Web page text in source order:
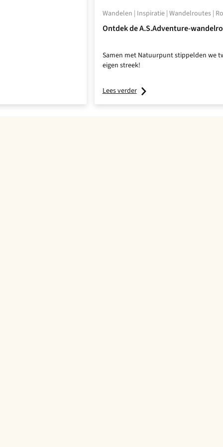
Wandelen | Inspiratie | Wandelroutes |
Ontdek de A.S.Adventure-
Samen met Natuurpunt stippelden we
eigen streek!
Lees verder